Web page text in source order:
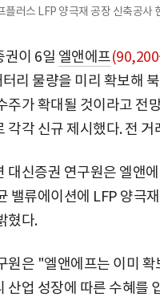
플러스 LFP 양극재 공장 신축공사
권이 6일 엘앤에프
터리 물량을 미리 확보해
주가 확대될 것이라고 전
각각 신규 제시했다. 전
대신증권 연구원은 엘앤
밸류에이션에 LFP 양극
혔다.
원은 "엘앤에프는 이미
산업 성장에 따른 수혜를